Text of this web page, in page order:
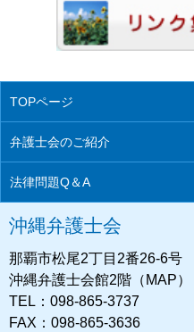
TOPページ
弁護士会のご紹介
法律問題Q＆A
沖縄弁護士会
那覇市松尾2丁目2番26-6号
沖縄弁護士会館2階（MAP）
TEL：098-865-3737
FAX：098-865-3636